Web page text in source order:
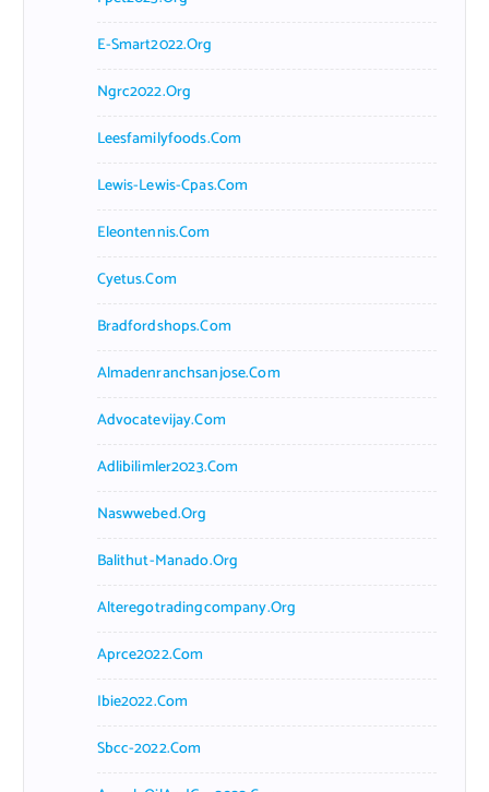
E-Smart2022.org
Ngrc2022.org
Leesfamilyfoods.com
Lewis-Lewis-Cpas.com
Eleontennis.com
Cyetus.com
Bradfordshops.com
Almadenranchsanjose.com
Advocatevijay.com
Adlibilimler2023.com
Naswwebed.org
Balithut-Manado.org
Alteregotradingcompany.org
Aprce2022.com
Ibie2022.com
Sbcc-2022.com